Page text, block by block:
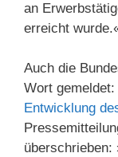
an
erreicht
Auch die
Wort gemeldet:
Entwicklung
überschrieben: